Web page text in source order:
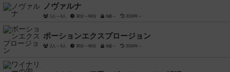
ノヴァルナ
1人～4人 30分～60分 8歳～ 2019年～
ポーションエクスプロージョン
2人～4人 30分～60分 8歳～ 2016年～